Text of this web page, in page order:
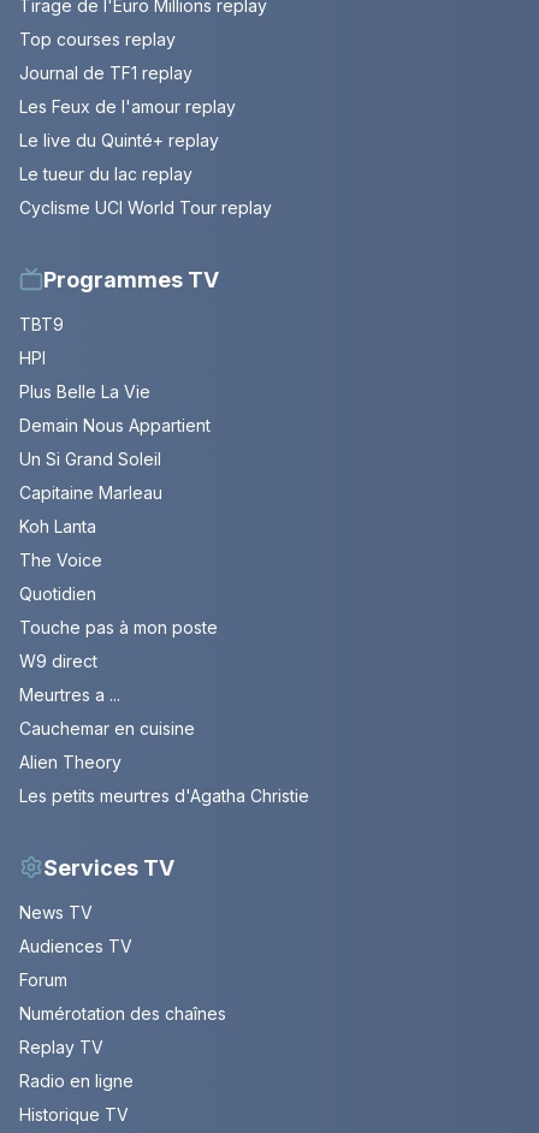
Tirage de l'Euro Millions replay
Top courses replay
Journal de TF1 replay
Les Feux de l'amour replay
Le live du Quinté+ replay
Le tueur du lac replay
Cyclisme UCI World Tour replay
Programmes TV
TBT9
HPI
Plus Belle La Vie
Demain Nous Appartient
Un Si Grand Soleil
Capitaine Marleau
Koh Lanta
The Voice
Quotidien
Touche pas à mon poste
W9 direct
Meurtres a ...
Cauchemar en cuisine
Alien Theory
Les petits meurtres d'Agatha Christie
Services TV
News TV
Audiences TV
Forum
Numérotation des chaînes
Replay TV
Radio en ligne
Historique TV